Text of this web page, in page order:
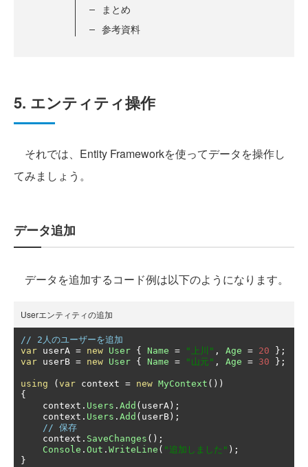
まとめ
参考資料
5. エンティティ操作
それでは、Entity Frameworkを使ってデータを操作し
てみましょう。
データ追加
データを追加するコード例は以下のようになります。
Userエンティティの追加
// 2人のユーザーを追加
var userA = new User { Name = "上川" , Age = 20
};
var userB = new User { Name = "山元" , Age = 30 };
using ( var context = new MyContext ())
{
    context
. Users . Add ( userA );
    context
. Users . Add ( userB );
// 保存
    context
. SaveChanges ();
Console . Out . WriteLine ( "追加しました" );
}